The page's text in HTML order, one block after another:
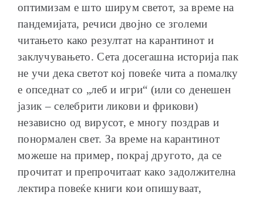
оптимизам е што ширум светот, за време на
пандемијата, речиси двојно се зголеми
читањето како резултат на карантинот и
заклучувањето. Сета досегашна историја пак
не учи дека светот кој повеќе чита а помалку
е опседнат со „леб и игри“ (или со денешен
јазик – селебрити ликови и фрикови)
независно од вирусот, е многу поздрав и
понормален свет. За време на карантинот
можеше на пример, покрај другото, да се
прочитат и препрочитаат како задолжителна
лектира повеќе книги кои опишуваат,